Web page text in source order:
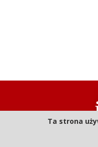
Ta strona